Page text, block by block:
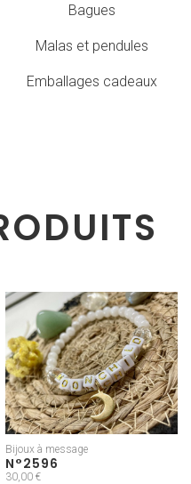
Bagues
Malas et pendules
Emballages cadeaux
Bijoux à message
N°2596
30,00 €